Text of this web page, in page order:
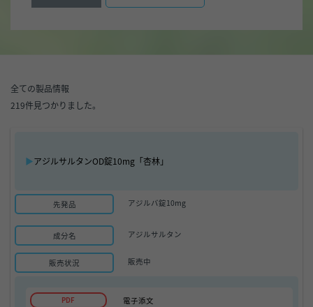
全ての製品情報
219件見つかりました。
▶アジルサルタンOD錠10mg「杏林」
先発品 アジルバ錠10mg
成分名 アジルサルタン
販売状況 販売中
電子添文